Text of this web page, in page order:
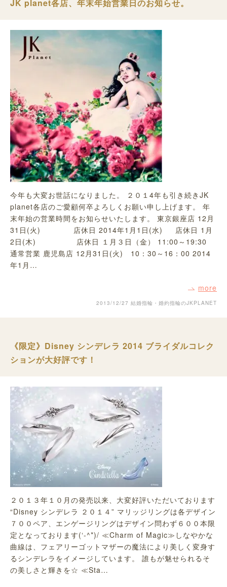
JK planet各店、年末年始営業日のお知らせ。
今年も大変お世話になりました。 ２０１4年も引き続きJK
planet各店のご愛顧何卒よろしくお願い申し上げます。 年
末年始の営業時間をお知らせいたします。 東京銀座店 12月
31日(火) 店休日 2014年1月1日(水) 店休日 1月
2日(木) 店休日 １月３日（金） 11:00～19:30
通常営業 鹿児島店 12月31日(火) 10：30～16：00 2014
年1月…
more
2013/12/27 結婚指輪・婚約指輪のJKPLANET
《限定》Disney シンデレラ 2014 ブライダルコレク
ションが大好評です！
２０１３年１０月の発売以来、大変好評いただいております
“Disney シンデレラ ２０１４” マリッジリングは各デザイン
７００ペア、エンゲージリングはデザイン問わず６００本限
定となっております(‘-^*)/ ≪Charm of Magic≫しなやかな
曲線は、フェアリーゴットマザーの魔法により美しく変身す
るシンデレラをイメージしています。 誰もが魅せられるそ
の美しさと輝きを☆ ≪Sta…